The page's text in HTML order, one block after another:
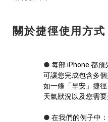
關於捷徑使用方式
● 每部 iPhone 都預
可讓您完成包含多
如一條「早安」捷
天氣狀況以及您需
● 在我們的例子中